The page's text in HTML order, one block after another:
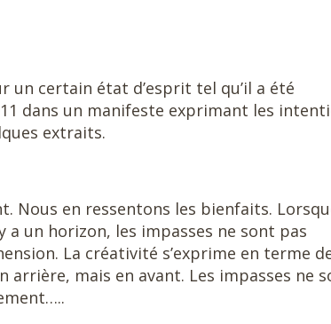
un certain état d’esprit tel qu’il a été
dans un manifeste exprimant les
extraits.
Nous en ressentons les bienfaits.
a un horizon, les impasses ne sont pas
La créativité s’exprime en terme
arrière, mais en avant. Les impasses ne